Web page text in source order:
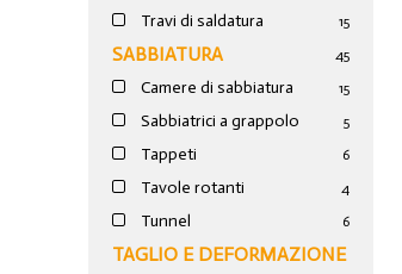
Travi di saldatura 15
SABBIATURA 45
Camere di sabbiatura 15
Sabbiatrici a grappolo 5
Tappeti 6
Tavole rotanti 4
Tunnel 6
TAGLIO E DEFORMAZIONE